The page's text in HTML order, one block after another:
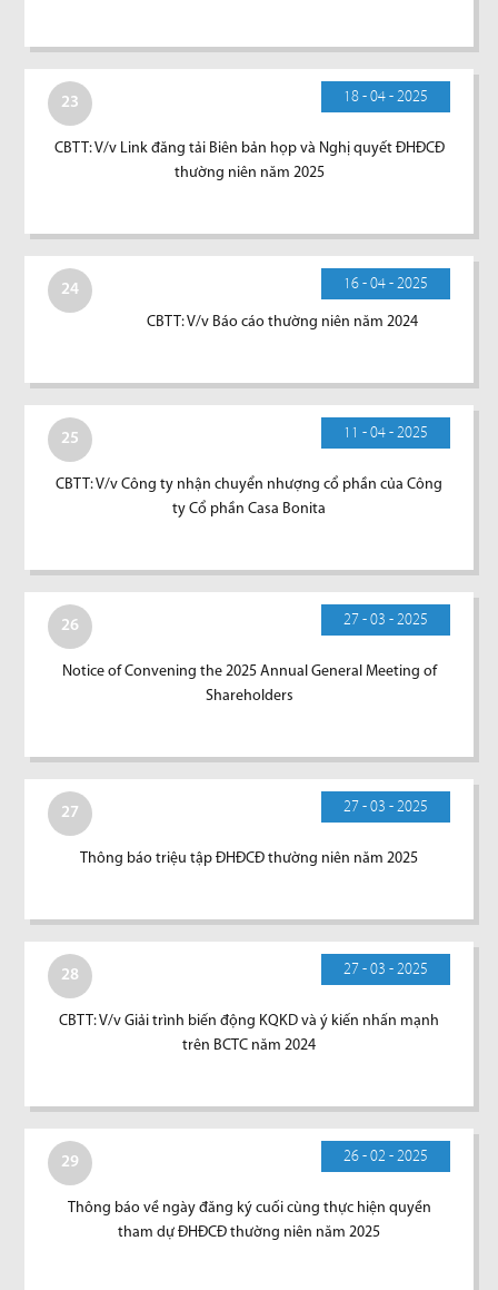
23 18 - 04 - 2025
CBTT: V/v Link đăng tải Biên bản họp và Nghị quyết ĐHĐCĐ
thường niên năm 2025
24 16 - 04 - 2025
CBTT: V/v Báo cáo thường niên năm 2024
25 11 - 04 - 2025
CBTT: V/v Công ty nhận chuyển nhượng cổ phần của Công
ty Cổ phần Casa Bonita
26 27 - 03 - 2025
Notice of Convening the 2025 Annual General Meeting of
Shareholders
27 27 - 03 - 2025
Thông báo triệu tập ĐHĐCĐ thường niên năm 2025
28 27 - 03 - 2025
CBTT: V/v Giải trình biến động KQKD và ý kiến nhấn mạnh
trên BCTC năm 2024
29 26 - 02 - 2025
Thông báo về ngày đăng ký cuối cùng thực hiện quyền
tham dự ĐHĐCĐ thường niên năm 2025